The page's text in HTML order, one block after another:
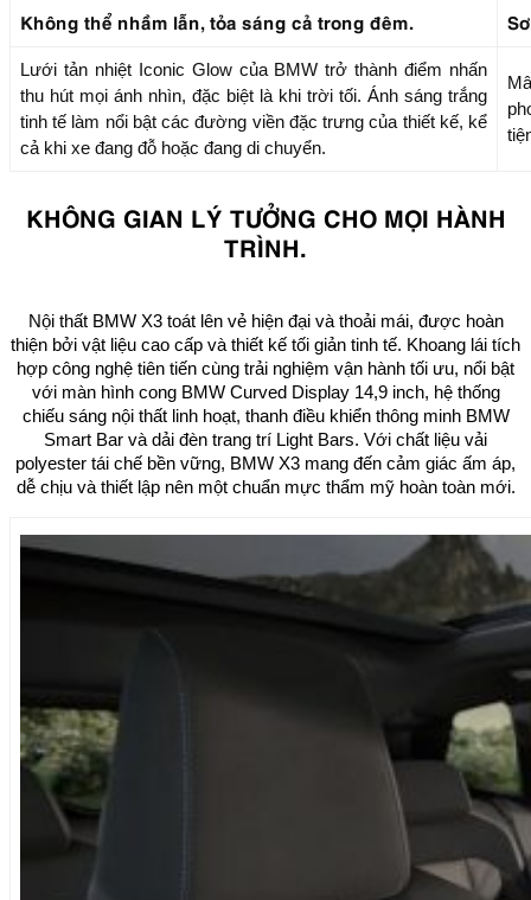
Không thể nhầm lẫn, tỏa sáng cả trong đêm.
Lưới tản nhiệt Iconic Glow của BMW trở thành điểm nhấn
thu hút mọi ánh nhìn, đặc biệt là khi trời tối. Ánh sáng trắng
tinh tế làm nổi bật các đường viền đặc trưng của thiết kế, kể
cả khi xe đang đỗ hoặc đang di chuyển.
KHÔNG GIAN LÝ TƯỞNG CHO MỌI HÀNH
TRÌNH.
Nội thất BMW X3 toát lên vẻ hiện đại và thoải mái, được hoàn
thiện bởi vật liệu cao cấp và thiết kế tối giản tinh tế. Khoang lái tích
hợp công nghệ tiên tiến cùng trải nghiệm vận hành tối ưu, nổi bật
với màn hình cong BMW Curved Display 14,9 inch, hệ thống
chiếu sáng nội thất linh hoạt, thanh điều khiển thông minh BMW
Smart Bar và dải đèn trang trí Light Bars. Với chất liệu vải
polyester tái chế bền vững, BMW X3 mang đến cảm giác ấm áp,
dễ chịu và thiết lập nên một chuẩn mực thẩm mỹ hoàn toàn mới.